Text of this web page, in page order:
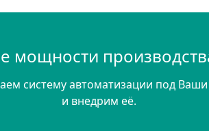
мощности
систему автоматизации под
и внедрим её.